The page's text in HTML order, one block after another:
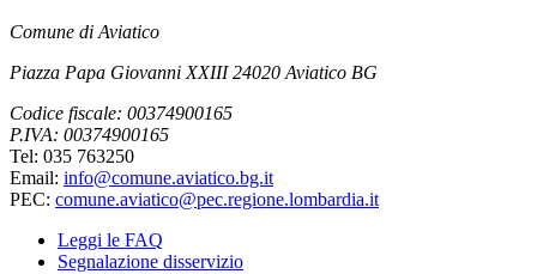
Comune di Aviatico
Piazza Papa Giovanni XXIII 24020 Aviatico BG
Codice fiscale: 00374900165
P.IVA: 00374900165
Tel: 035 763250
Email: info@comune.aviatico.bg.it
PEC: comune.aviatico@pec.regione.lombardia.it
Leggi le FAQ
Segnalazione disservizio